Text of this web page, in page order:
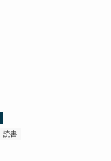
読書